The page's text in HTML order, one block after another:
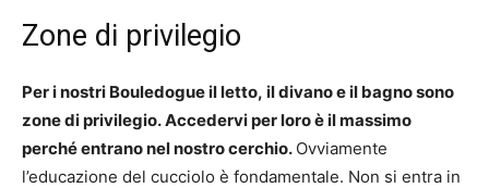
Zone di privilegio
Per i nostri Bouledogue il letto, il divano e il bagno sono
zone di privilegio. Accedervi per loro è il massimo
perché entrano nel nostro cerchio. Ovviamente
l’educazione del cucciolo è fondamentale. Non si entra in